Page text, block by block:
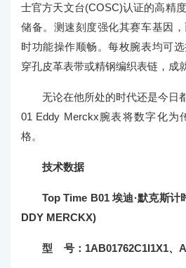
士官方天文台(COSC)认证的高精
储备。测速刻度强化其赛车基因
时功能操作顺畅。每枚腕表均可
穿孔皮革表带或精钢编织表链，成
无论在他所处的时代还是今日
01 Eddy Merckx腕表将数字化为
格。
技术数据
Top Time B01 埃迪·默克斯计
DDY MERCKX)
型 号：1AB01762C1I1X1、